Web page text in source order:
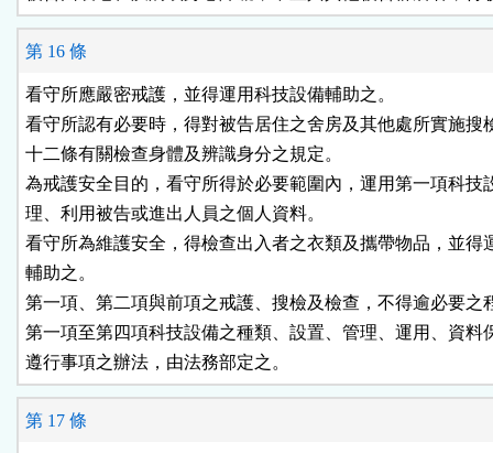
第 16 條
看守所應嚴密戒護，並得運用科技設備輔助之。
看守所認有必要時，得對被告居住之舍房及其他處所實施搜
十二條有關檢查身體及辨識身分之規定。
為戒護安全目的，看守所得於必要範圍內，運用第一項科技
理、利用被告或進出人員之個人資料。
看守所為維護安全，得檢查出入者之衣類及攜帶物品，並得
輔助之。
第一項、第二項與前項之戒護、搜檢及檢查，不得逾必要之
第一項至第四項科技設備之種類、設置、管理、運用、資料
遵行事項之辦法，由法務部定之。
第 17 條